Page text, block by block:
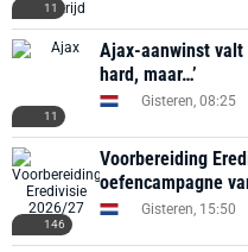
11
11
Ajax-aanwinst
hard, maar…’
Gisteren, 08:25
146
Voorbereiding
oefencampagne
Gisteren, 15:50